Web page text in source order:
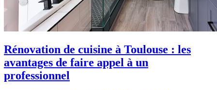
Rénovation de cuisine à Toulouse : les
avantages de faire appel à un
professionnel